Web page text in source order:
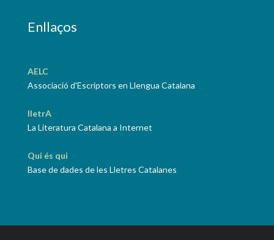
Enllaços
AELC
Associació d'Escriptors en Llengua Catalana
lletrA
La Literatura Catalana a Internet
Qui és qui
Base de dades de les Lletres Catalanes